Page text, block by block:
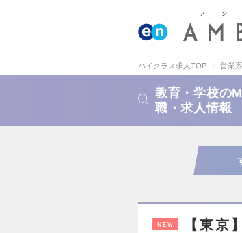
ハイクラス求人TOP 営業系
教育・学校の
職・求人情報
NEW
【東京